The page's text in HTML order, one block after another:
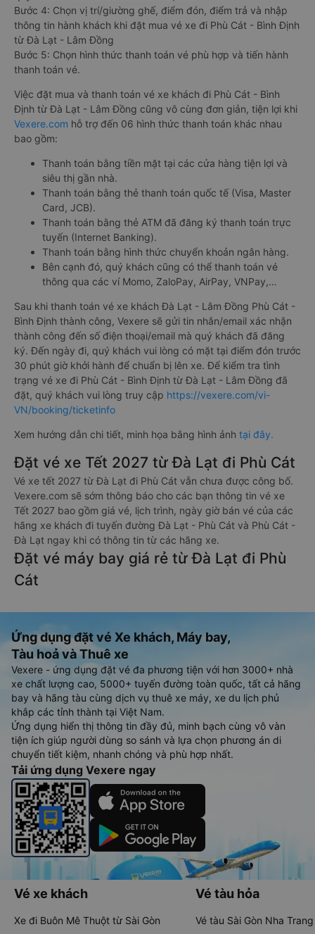
Bước 4: Chọn vị trí/giường ghế, điểm đón, điểm trả và nhập
thông tin hành khách khi đặt mua vé xe đi Phù Cát - Bình Định
từ Đà Lạt - Lâm Đồng
Bước 5: Chọn hình thức thanh toán vé phù hợp và tiến hành
thanh toán vé.
Việc đặt mua và thanh toán vé xe khách đi Phù Cát - Bình
Định từ Đà Lạt - Lâm Đồng cũng vô cùng đơn giản, tiện lợi khi
Vexere.com hỗ trợ đến 06 hình thức thanh toán khác nhau
bao gồm:
Thanh toán bằng tiền mặt tại các cửa hàng tiện lợi và
siêu thị gần nhà.
Thanh toán bằng thẻ thanh toán quốc tế (Visa, Master
Card, JCB).
Thanh toán bằng thẻ ATM đã đăng ký thanh toán trực
tuyến (Internet Banking).
Thanh toán bằng hình thức chuyển khoản ngân hàng.
Bên cạnh đó, quý khách cũng có thể thanh toán vé
thông qua các ví Momo, ZaloPay, AirPay, VNPay,…
Sau khi thanh toán vé xe khách Đà Lạt - Lâm Đồng Phù Cát -
Bình Định thành công, Vexere sẽ gửi tin nhắn/email xác nhận
thành công đến số điện thoại/email mà quý khách đã đăng
ký. Đến ngày đi, quý khách vui lòng có mặt tại điểm đón trước
30 phút giờ khởi hành để chuẩn bị lên xe. Để kiểm tra tình
trạng vé xe đi Phù Cát - Bình Định từ Đà Lạt - Lâm Đồng đã
đặt, quý khách vui lòng truy cập https://vexere.com/vi-
VN/booking/ticketinfo
Xem hướng dẫn chi tiết, minh họa bằng hình ảnh tại đây.
Đặt vé xe Tết 2027 từ Đà Lạt đi Phù Cát
Vé xe tết 2027 từ Đà Lạt đi Phù Cát vẫn chưa được công bố.
Vexere.com sẽ sớm thông báo cho các bạn thông tin vé xe
Tết 2027 bao gồm giá vé, lịch trình, ngày giờ bán vé của các
hãng xe khách đi tuyến đường Đà Lạt - Phù Cát và Phù Cát -
Đà Lạt ngay khi có thông tin từ các hãng xe.
Đặt vé máy bay giá rẻ từ Đà Lạt đi Phù
Cát
Ứng dụng đặt vé Xe khách, Máy bay,
Tàu hoả và Thuê xe
Vexere - ứng dụng đặt vé đa phương tiện với hơn 3000+ nhà
xe chất lượng cao, 5000+ tuyến đường toàn quốc, tất cả hãng
bay và hãng tàu cùng dịch vụ thuê xe máy, xe du lịch phủ
khắp các tỉnh thành tại Việt Nam.
Ứng dụng hiển thị thông tin đầy đủ, minh bạch cùng vô vàn
tiện ích giúp người dùng so sánh và lựa chọn phương án di
chuyển tiết kiệm, nhanh chóng và phù hợp nhất.
Tải ứng dụng Vexere ngay
Vé xe khách
Xe đi Buôn Mê Thuột từ Sài Gòn
Vé tàu hỏa
Vé tàu Sài Gòn Nha Trang